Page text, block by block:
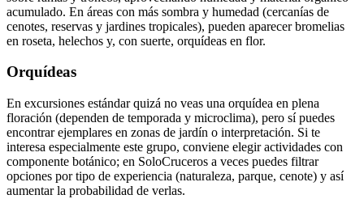
acumulado. En áreas con más sombra y humedad (cercanías de
cenotes, reservas y jardines tropicales), pueden aparecer bromelias
en roseta, helechos y, con suerte, orquídeas en flor.
Orquídeas
En excursiones estándar quizá no veas una orquídea en plena
floración (dependen de temporada y microclima), pero sí puedes
encontrar ejemplares en zonas de jardín o interpretación. Si te
interesa especialmente este grupo, conviene elegir actividades con
componente botánico; en SoloCruceros a veces puedes filtrar
opciones por tipo de experiencia (naturaleza, parque, cenote) y así
aumentar la probabilidad de verlas.